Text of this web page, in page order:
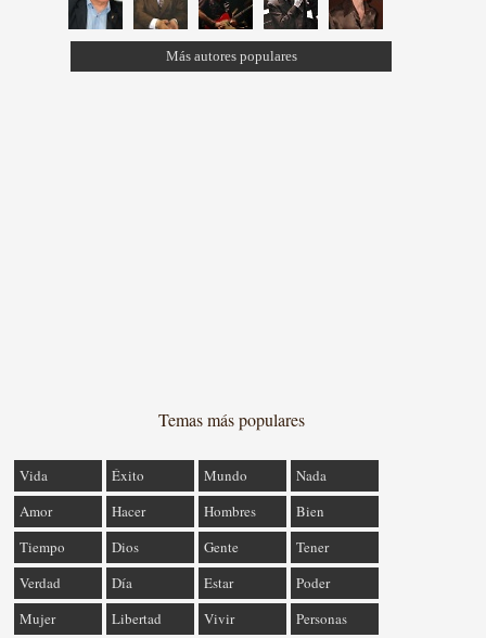
Más autores populares
Temas más populares
Vida Éxito Mundo
Nada
Amor
Hacer Hombres
Bien
Tiempo
Dios Gente
Tener
Verdad
Día Estar
Poder
Mujer
Libertad Vivir Personas